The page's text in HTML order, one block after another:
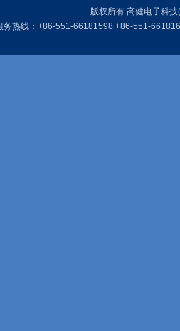
版权所有 高健电子科
务热线：+86-551-66181598 +86-551-